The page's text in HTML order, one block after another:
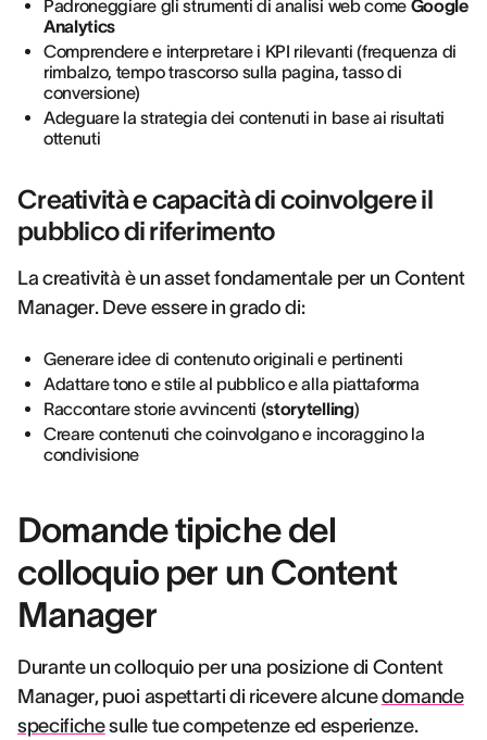
Padroneggiare gli strumenti di analisi web come Google
Analytics
Comprendere e interpretare i KPI rilevanti (frequenza di
rimbalzo, tempo trascorso sulla pagina, tasso di
conversione)
Adeguare la strategia dei contenuti in base ai risultati
ottenuti
Creatività e capacità di coinvolgere il
pubblico di riferimento
La creatività è un asset fondamentale per un Content
Manager. Deve essere in grado di:
Generare idee di contenuto originali e pertinenti
Adattare tono e stile al pubblico e alla piattaforma
Raccontare storie avvincenti (storytelling)
Creare contenuti che coinvolgano e incoraggino la
condivisione
Domande tipiche del
colloquio per un Content
Manager
Durante un colloquio per una posizione di Content
Manager, puoi aspettarti di ricevere alcunedomande
specifichesulle tue competenze ed esperienze.